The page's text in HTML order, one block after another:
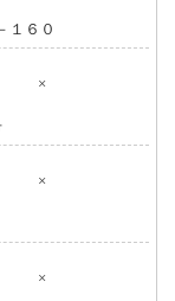
１６０
×
×
×